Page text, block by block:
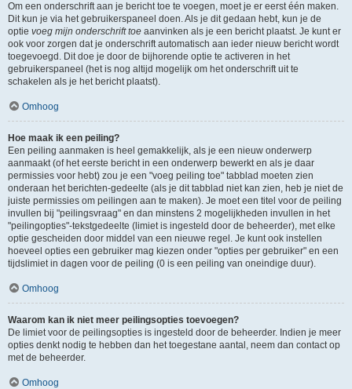
Om een onderschrift aan je bericht toe te voegen, moet je er eerst één maken.
Dit kun je via het gebruikerspaneel doen. Als je dit gedaan hebt, kun je de
optie voeg mijn onderschrift toe aanvinken als je een bericht plaatst. Je kunt er
ook voor zorgen dat je onderschrift automatisch aan ieder nieuw bericht wordt
toegevoegd. Dit doe je door de bijhorende optie te activeren in het
gebruikerspaneel (het is nog altijd mogelijk om het onderschrift uit te
schakelen als je het bericht plaatst).
Omhoog
Hoe maak ik een peiling?
Een peiling aanmaken is heel gemakkelijk, als je een nieuw onderwerp
aanmaakt (of het eerste bericht in een onderwerp bewerkt en als je daar
permissies voor hebt) zou je een "voeg peiling toe" tabblad moeten zien
onderaan het berichten-gedeelte (als je dit tabblad niet kan zien, heb je niet de
juiste permissies om peilingen aan te maken). Je moet een titel voor de peiling
invullen bij "peilingsvraag" en dan minstens 2 mogelijkheden invullen in het
"peilingopties"-tekstgedeelte (limiet is ingesteld door de beheerder), met elke
optie gescheiden door middel van een nieuwe regel. Je kunt ook instellen
hoeveel opties een gebruiker mag kiezen onder "opties per gebruiker" en een
tijdslimiet in dagen voor de peiling (0 is een peiling van oneindige duur).
Omhoog
Waarom kan ik niet meer peilingsopties toevoegen?
De limiet voor de peilingsopties is ingesteld door de beheerder. Indien je meer
opties denkt nodig te hebben dan het toegestane aantal, neem dan contact op
met de beheerder.
Omhoog